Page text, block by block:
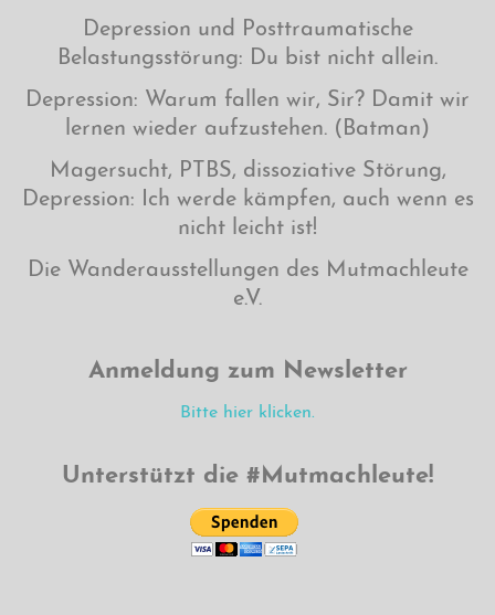
Depression und Posttraumatische
Belastungsstörung: Du bist nicht allein.
Depression: Warum fallen wir, Sir? Damit wir
lernen wieder aufzustehen. (Batman)
Magersucht, PTBS, dissoziative Störung,
Depression: Ich werde kämpfen, auch wenn es
nicht leicht ist!
Die Wanderausstellungen des Mutmachleute
e.V.
Anmeldung zum Newsletter
Bitte hier klicken.
Unterstützt die #Mutmachleute!